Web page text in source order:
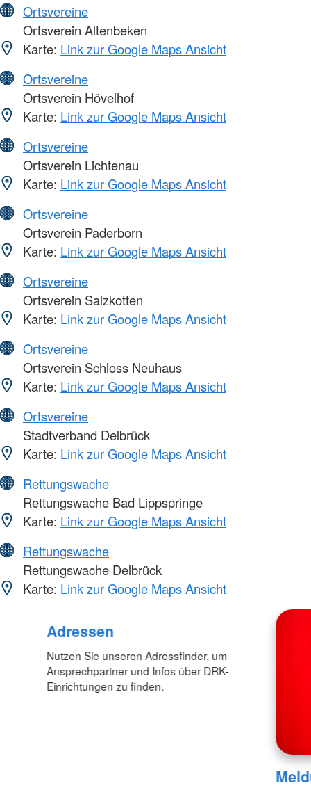
Ortsvereine
Ortsverein Altenbeken
Karte: Link zur Google Maps Ansicht
Ortsvereine
Ortsverein Hövelhof
Karte: Link zur Google Maps Ansicht
Ortsvereine
Ortsverein Lichtenau
Karte: Link zur Google Maps Ansicht
Ortsvereine
Ortsverein Paderborn
Karte: Link zur Google Maps Ansicht
Ortsvereine
Ortsverein Salzkotten
Karte: Link zur Google Maps Ansicht
Ortsvereine
Ortsverein Schloss Neuhaus
Karte: Link zur Google Maps Ansicht
Ortsvereine
Stadtverband Delbrück
Karte: Link zur Google Maps Ansicht
Rettungswache
Rettungswache Bad Lippspringe
Karte: Link zur Google Maps Ansicht
Rettungswache
Rettungswache Delbrück
Karte: Link zur Google Maps Ansicht
Adressen
Nutzen Sie unseren Adressfinder, um
Ansprechpartner und Infos über DRK-
Einrichtungen zu finden.